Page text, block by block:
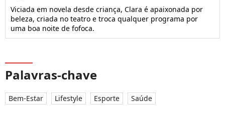
Viciada em novela desde criança, Clara é apaixonada por
beleza, criada no teatro e troca qualquer programa por
uma boa noite de fofoca.
Palavras-chave
Bem-Estar Lifestyle Esporte Saúde